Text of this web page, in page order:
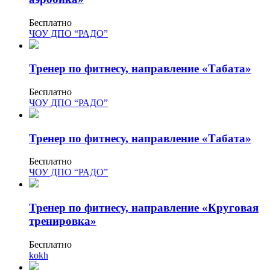
Бесплатно
ЧОУ ДПО “РАДО”
Тренер по фитнесу, направление «Табата»
Бесплатно
ЧОУ ДПО “РАДО”
Тренер по фитнесу, направление «Табата»
Бесплатно
ЧОУ ДПО “РАДО”
Тренер по фитнесу, направление «Круговая
тренировка»
Бесплатно
kokh